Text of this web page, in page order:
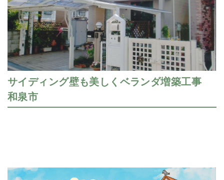
サイディング壁も美しくベランダ増築工事
和泉市